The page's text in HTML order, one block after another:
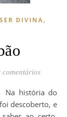
DIVINA,
comentários
descoberto, e